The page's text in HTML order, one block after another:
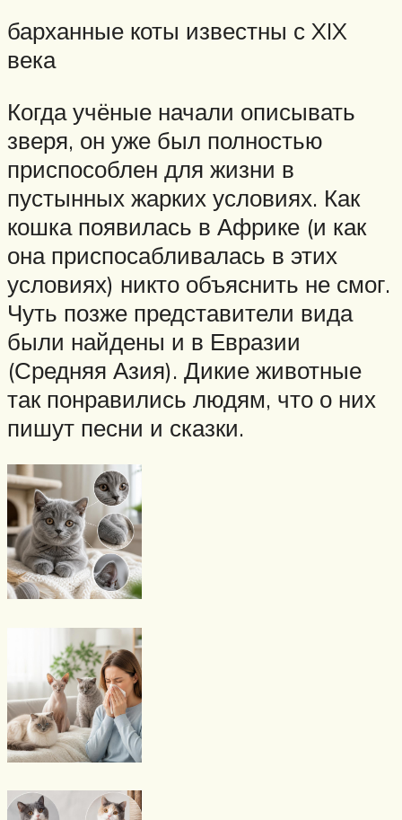
барханные коты известны с XIX
века
Когда учёные начали описывать
зверя, он уже был полностью
приспособлен для жизни в
пустынных жарких условиях. Как
кошка появилась в Африке (и как
она приспосабливалась в этих
условиях) никто объяснить не смог.
Чуть позже представители вида
были найдены и в Евразии
(Средняя Азия). Дикие животные
так понравились людям, что о них
пишут песни и сказки.